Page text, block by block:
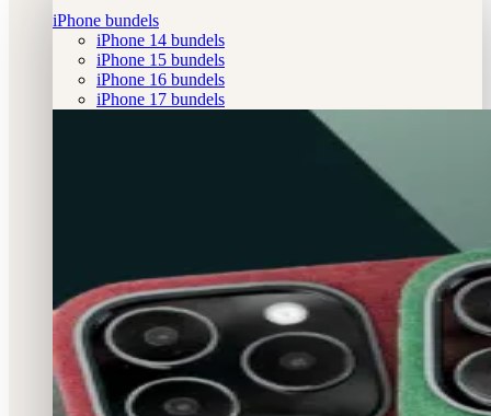
iPhone bundels
iPhone 14 bundels
iPhone 15 bundels
iPhone 16 bundels
iPhone 17 bundels